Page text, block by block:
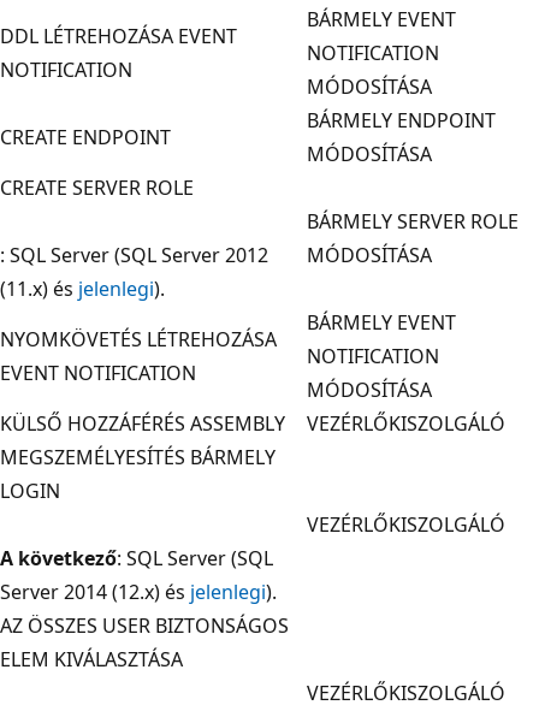
DDL LÉTREHOZÁSA EVENT
NOTIFICATION
BÁRMELY EVENT
NOTIFICATION
MÓDOSÍTÁSA
CREATE ENDPOINT
BÁRMELY ENDPOINT
MÓDOSÍTÁSA
CREATE SERVER ROLE
: SQL Server (SQL Server 2012
(11.x) és jelenlegi).
BÁRMELY SERVER ROLE
MÓDOSÍTÁSA
NYOMKÖVETÉS LÉTREHOZÁSA
EVENT NOTIFICATION
BÁRMELY EVENT
NOTIFICATION
MÓDOSÍTÁSA
KÜLSŐ HOZZÁFÉRÉS ASSEMBLY
VEZÉRLŐKISZOLGÁLÓ
MEGSZEMÉLYESÍTÉS BÁRMELY
LOGIN
A következő: SQL Server (SQL
Server 2014 (12.x) és jelenlegi).
VEZÉRLŐKISZOLGÁLÓ
AZ ÖSSZES USER BIZTONSÁGOS
ELEM KIVÁLASZTÁSA
VEZÉRLŐKISZOLGÁLÓ